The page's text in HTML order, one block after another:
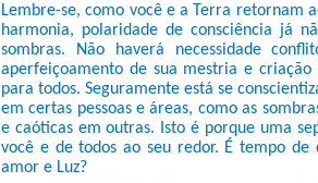
Lembre-se, como você e a Terra retornam
harmonia, polaridade de consciência já
sombras. Não haverá necessidade
aperfeiçoamento de sua mestria e
para todos. Seguramente está se
em certas pessoas e áreas, como as
e caóticas em outras. Isto é porque uma
você e de todos ao seu redor. É tempo
amor e Luz?